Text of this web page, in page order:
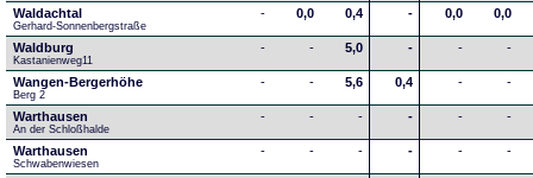
Waldachtal
Gerhard-Sonnenbergstraße
- 0,0 0,4 - 0,0 0,0
Waldburg
Kastanienweg11
- - 5,0 - - -
Wangen-Bergerhöhe
Berg 2
- - 5,6 0,4 - -
Warthausen
An der Schloßhalde
- - - - - -
Warthausen
Schwabenwiesen
- - - - - -